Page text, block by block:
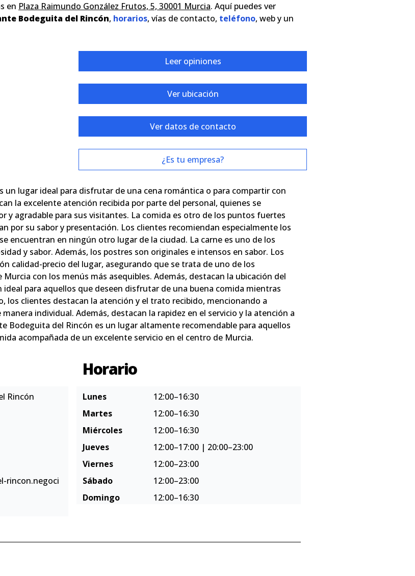
en Plaza Raimundo González Frutos, 5, 30001 Murcia. Aquí puedes ver
Bodeguita del Rincón, horarios, vías de contacto, teléfono, web y un
Leer opiniones
Ver ubicación
Ver datos de contacto
¿Es tu empresa?
un lugar ideal para disfrutar de una cena romántica o para compartir con
la excelente atención recibida por parte del personal, quienes se
y agradable para sus visitantes. La comida es otro de los puntos fuertes
por su sabor y presentación. Los clientes recomiendan especialmente los
encuentran en ningún otro lugar de la ciudad. La carne es uno de los
y sabor. Además, los postres son originales e intensos en sabor. Los
calidad-precio del lugar, asegurando que se trata de uno de los
con los menús más asequibles. Además, destacan la ubicación del
para aquellos que deseen disfrutar de una buena comida mientras
los clientes destacan la atención y el trato recibido, mencionando a
individual. Además, destacan la rapidez en el servicio y la atención a
Bodeguita del Rincón es un lugar altamente recomendable para aquellos
acompañada de un excelente servicio en el centro de Murcia.
Rincón
rincon.negoci
Horario
Lunes
12:00–16:30
Martes
12:00–16:30
Miércoles
12:00–16:30
Jueves
12:00–17:00 | 20:00–23:00
Viernes
12:00–23:00
Sábado
12:00–23:00
Domingo
12:00–16:30